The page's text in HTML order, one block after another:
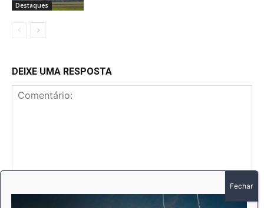
Destaques
DEIXE UMA RESPOSTA